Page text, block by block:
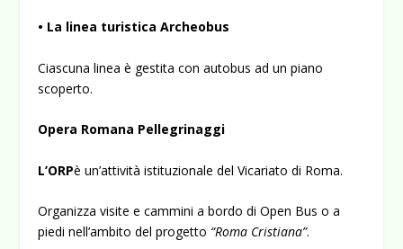
• La linea turistica Archeobus
Ciascuna linea è gestita con autobus ad un piano
scoperto.
Opera Romana Pellegrinaggi
L’ORPè un’attività istituzionale del Vicariato di Roma.
Organizza visite e cammini a bordo di Open Bus o a
piedi nell’ambito del progetto “Roma Cristiana”.